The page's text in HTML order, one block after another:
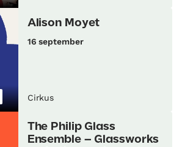
Alison Moyet
16 september
Cirkus
The Philip Glass
Ensemble – Glassworks